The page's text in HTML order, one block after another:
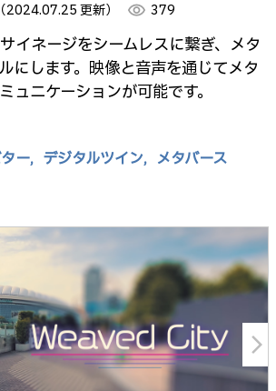
（2024.07.25 更新） visibility 379
イネージをシームレスに繋ぎ、メタ
にします。映像と音声を通じてメタ
ニケーションが可能です。
ー, デジタルツイン, メタバース
arrow_forward_ios